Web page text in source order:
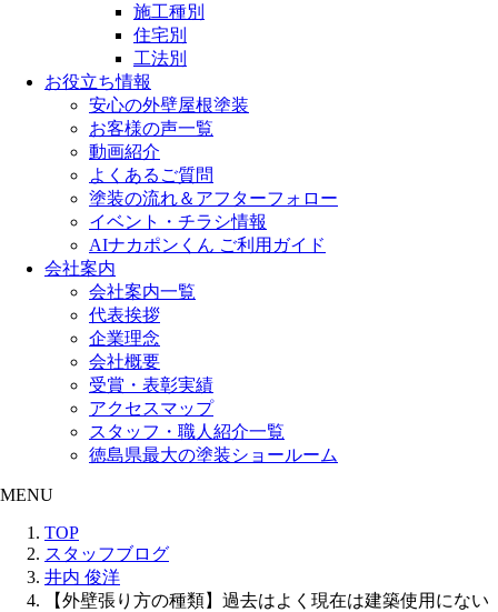
施工種別
住宅別
工法別
お役立ち情報
安心の外壁屋根塗装
お客様の声一覧
動画紹介
よくあるご質問
塗装の流れ＆アフターフォロー
イベント・チラシ情報
AIナカポンくん ご利用ガイド
会社案内
会社案内一覧
代表挨拶
企業理念
会社概要
受賞・表彰実績
アクセスマップ
スタッフ・職人紹介一覧
徳島県最大の塗装ショールーム
MENU
TOP
スタッフブログ
井内 俊洋
【外壁張り方の種類】過去はよく現在は建築使用にない